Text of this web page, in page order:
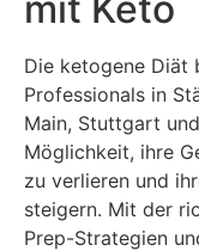
Die ketogene Diät
Professionals in
Main, Stuttgart
Möglichkeit, ihre
zu verlieren und
steigern. Mit der
Prep-Strategien